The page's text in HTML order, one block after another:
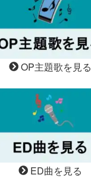
OP主題歌を見る
ED曲を見る